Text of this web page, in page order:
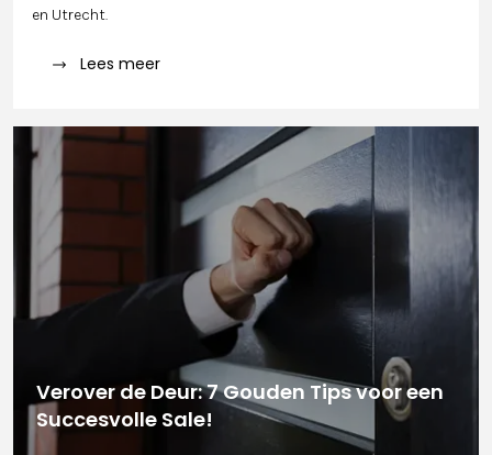
en Utrecht.
Lees meer
Verover de Deur: 7 Gouden Tips voor een
Succesvolle Sale!